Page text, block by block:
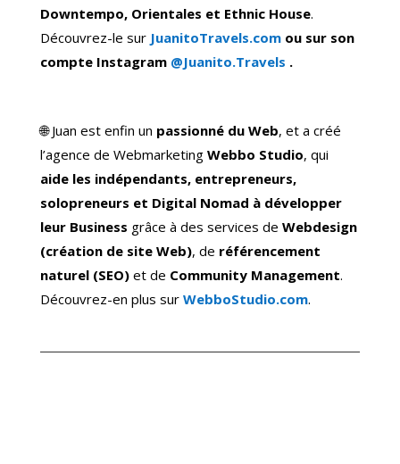
Downtempo, Orientales et Ethnic House.
Découvrez-le sur JuanitoTravels.comou sur son
compte Instagram @Juanito.Travels .
🌐 Juan est enfin un passionné du Web, et a créé
l’agence de Webmarketing Webbo Studio, qui
aide les indépendants, entrepreneurs,
solopreneurs et Digital Nomad à développer
leur Business grâce à des services de Webdesign
(création de site Web), de référencement
naturel (SEO) et de Community Management.
Découvrez-en plus sur WebboStudio.com.